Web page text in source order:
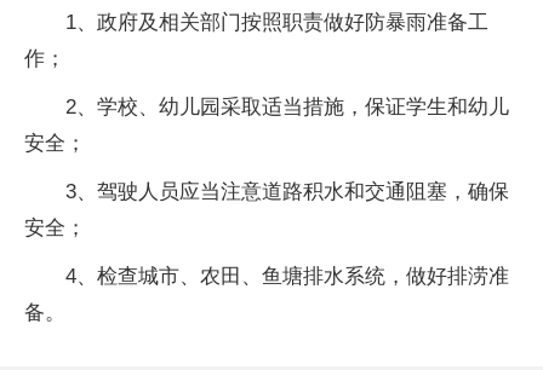
1、政府及相关部门按照职责做好防暴雨准备工
作；
2、学校、幼儿园采取适当措施，保证学生和幼儿
安全；
3、驾驶人员应当注意道路积水和交通阻塞，确保
安全；
4、检查城市、农田、鱼塘排水系统，做好排涝准
备。